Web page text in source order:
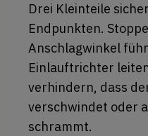
Drei Kleinteile
Endpunkten.
Anschlagwinkel
Einlauftrichter
verhindern, dass
verschwindet oder
schrammt.